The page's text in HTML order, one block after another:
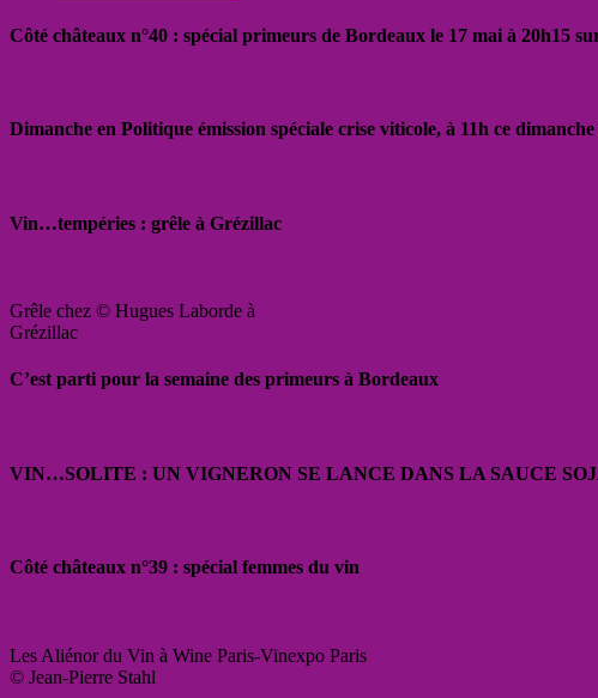
Côté châteaux n°40 : spécial primeurs de Bordeaux le 17 mai à 20h15
Dimanche en Politique émission spéciale crise viticole, à 11h ce
Vin…tempéries : grêle à Grézillac
Grêle chez © Hugues Laborde à
Grézillac
C’est parti pour la semaine des primeurs à Bordeaux
VIN…SOLITE : UN VIGNERON SE LANCE DANS LA SAUCE
Côté châteaux n°39 : spécial femmes du vin
Les Aliénor du Vin à Wine Paris-Vinexpo Paris
© Jean-Pierre Stahl